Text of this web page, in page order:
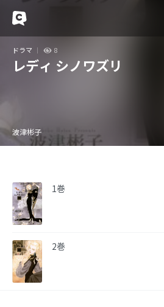
ドラマ 8
レディ シノワズリ
波津彬子
1巻
2巻